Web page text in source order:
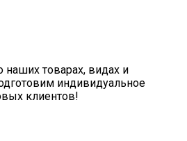
товарах, видах и
индивидуальное
клиентов!